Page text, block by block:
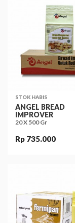
STOK HABIS
ANGEL BREAD
IMPROVER
20 X 500 Gr
Rp 735.000